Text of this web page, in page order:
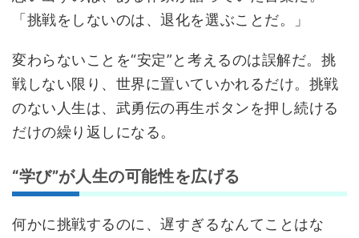
「挑戦をしないのは、退化を選ぶことだ。」
変わらないことを“安定”と考えるのは誤解だ。挑
戦しない限り、世界に置いていかれるだけ。挑戦
のない人生は、武勇伝の再生ボタンを押し続ける
だけの繰り返しになる。
“学び”が人生の可能性を広げる
何かに挑戦するのに、遅すぎるなんてことはな